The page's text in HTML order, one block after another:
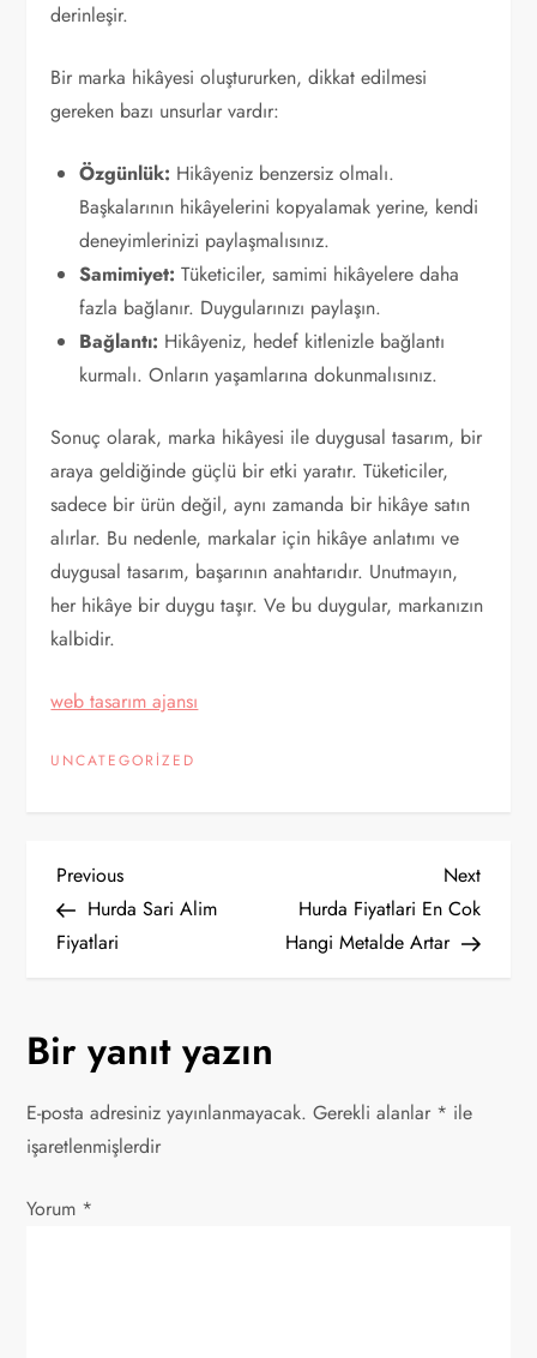
derinleşir.
Bir marka hikâyesi oluştururken, dikkat edilmesi
gereken bazı unsurlar vardır:
Özgünlük: Hikâyeniz benzersiz olmalı.
Başkalarının hikâyelerini kopyalamak yerine, kendi
deneyimlerinizi paylaşmalısınız.
Samimiyet: Tüketiciler, samimi hikâyelere daha
fazla bağlanır. Duygularınızı paylaşın.
Bağlantı: Hikâyeniz, hedef kitlenizle bağlantı
kurmalı. Onların yaşamlarına dokunmalısınız.
Sonuç olarak, marka hikâyesi ile duygusal tasarım, bir
araya geldiğinde güçlü bir etki yaratır. Tüketiciler,
sadece bir ürün değil, aynı zamanda bir hikâye satın
alırlar. Bu nedenle, markalar için hikâye anlatımı ve
duygusal tasarım, başarının anahtarıdır. Unutmayın,
her hikâye bir duygu taşır. Ve bu duygular, markanızın
kalbidir.
web tasarım ajansı
UNCATEGORIZED
Y
a
ı
g
e
z
Previous
Post
Previous
Hurda Sari Alim
Fiyatlari
Next
Post
Next
Hurda Fiyatlari En Cok
Hangi Metalde Artar
Bir yanıt yazın
E-posta adresiniz yayınlanmayacak. Gerekli alanlar * ile
işaretlenmişlerdir
Yorum *